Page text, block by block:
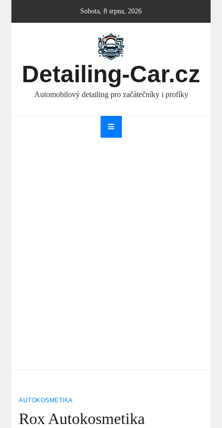
Sobota, 8 srpna, 2026
Detailing-Car.cz
Automobilový detailing pro začátečníky i profíky
AUTOKOSMETIKA
Rox Autokosmetika